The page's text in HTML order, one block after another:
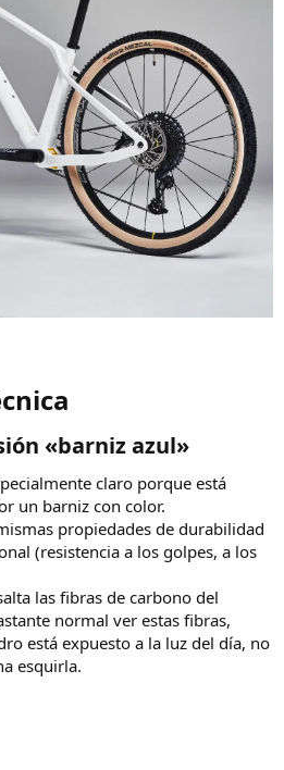
«barniz azul»​
claro porque está
un barniz con color.
propiedades de durabilidad
(resistencia a los golpes, a los
las fibras de carbono del
normal ver estas fibras,
está expuesto a la luz del día, no
esquirla.